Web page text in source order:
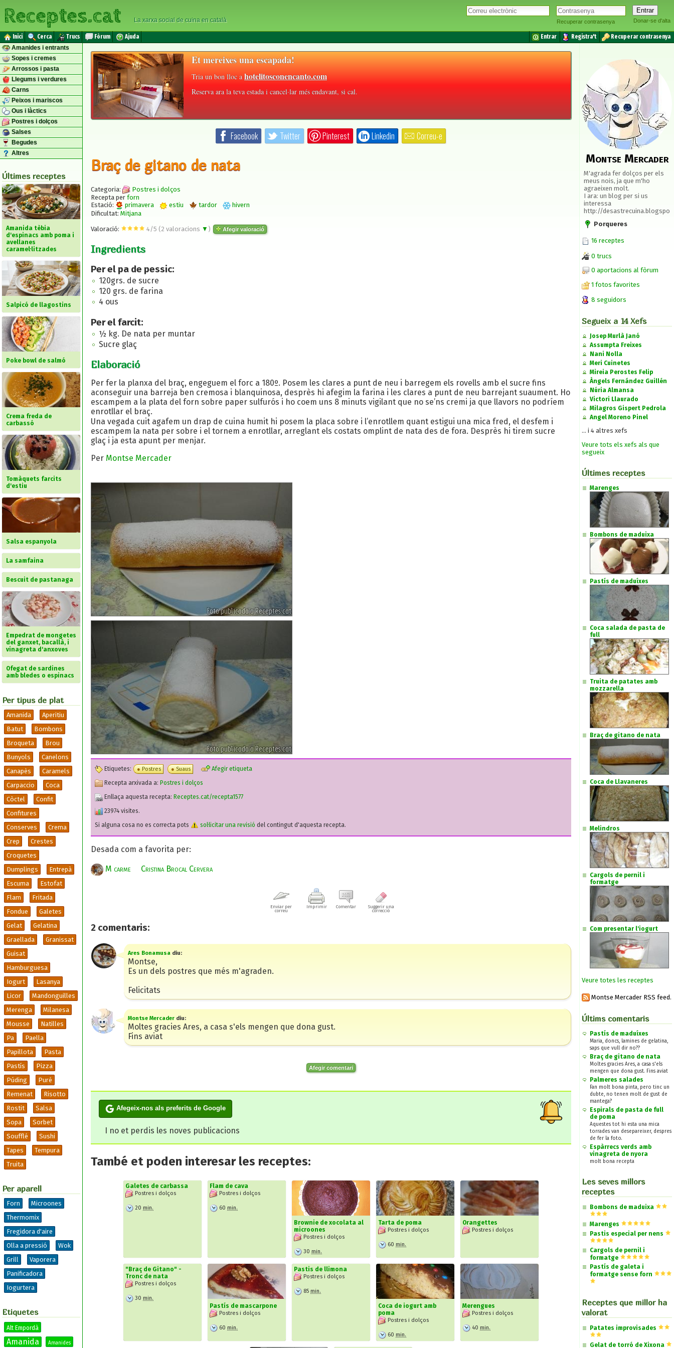
Recuperar contrasenya Donar-se d'alta
Receptes.cat La xarxa social de cuina en català
Inici Cerca Trucs Fòrum Ajuda Entrar Registra't
Recuperar contrasenya
Amanides i entrants
Sopes i cremes
Arrossos i pasta
Llegums i verdures
Carns
Peixos i mariscos
Ous i làctics
Postres i dolços
Salses
Begudes
Altres
Últimes receptes
Amanida tèbia
d'espinacs amb poma i
avellanes
caramel·litzades
Salpicó de llagostins
Poke bowl de salmó
Crema freda de
carbassó
Tomàquets farcits
d'estiu
Salsa espanyola
La samfaina
Bescuit de pastanaga
Empedrat de mongetes
del ganxet, bacallà, i
vinagreta d'anxoves
Ofegat de sardines
amb bledes o espinacs
Per tipus de plat
Amanida
Aperitiu
Batut
Bombons
Broqueta
Brou
Bunyols
Canelons
Canapès
Caramels
Carpaccio
Coca
Còctel
Confit
Confitures
Conserves
Crema
Crep
Crestes
Croquetes
Dumplings
Entrepà
Escuma
Estofat
Flam
Fritada
Fondue
Galetes
Gelat
Gelatina
Graellada
Granissat
Guisat
Hamburguesa
Iogurt
Lasanya
Licor
Mandonguilles
Merenga
Milanesa
Mousse
Natilles
Pa
Paella
Papillota
Pasta
Pastís
Pizza
Púding
Puré
Remenat
Risotto
Rostit
Salsa
Sopa
Sorbet
Soufflé
Sushi
Tapes
Tempura
Truita
Per aparell
Forn
Microones
Thermomix
Fregidora d'aire
Olla a pressió
Wok
Grill
Vaporera
Panificadora
Iogurtera
Etiquetes
Alt Empordà
Amanida Amanides
Et mereixes una escapada!
Tria un bon lloc ahotelitosconencanto.com
Reserva ara la teva estada i cancel·lar més endavant, si cal.
Facebook Twitter Pinterest Linkedin Correu-e
Braç de gitano de nata
Categoria:
Postres i dolços
Recepta per forn
Estació:
primavera estiu tardor
hivern
Dificultat: Mitjana
Valoració: 4 /5 (2 valoracions ▼ ) Afegir valoració
Ingredients
Per el pa de pessic:
120grs. de sucre
120 grs. de farina
4 ous
Per el farcit:
½ kg. De nata per muntar
Sucre glaç
Elaboració
Per fer la planxa del braç, engeguem el forc a 180º. Posem les clares a punt de neu i barregem els rovells amb el sucre fins
aconseguir una barreja ben cremosa i blanquinosa, desprès hi afegim la farina i les clares a punt de neu barrejant suaument. Ho
escampem a la plata del forn sobre paper sulfurós i ho coem uns 8 minuts vigilant que no se’ns cremi ja que llavors no podríem
enrotllar el braç.
Una vegada cuit agafem un drap de cuina humit hi posem la placa sobre i l’enrotllem quant estigui una mica fred, el desfem i
escampem la nata per sobre i el tornem a enrotllar, arreglant els costats omplint de nata des de fora. Desprès hi tirem sucre
glaç i ja esta apunt per menjar.
Per Montse Mercader
Etiquetes: Postres Suaus
Afegir etiqueta
Recepta arxivada a: Postres i dolços
Enllaça aquesta recepta: Receptes.cat/recepta1577
23974 visites.
Si alguna cosa no es correcta pots
sol·licitar una revisió del contingut d'aquesta recepta.
Desada com a favorita per:
M carme Cristina Brocal Cervera
Enviar per
correu
Imprimir Comentar
Suggerir una
correcció
2 comentaris:
Ares Bonamusa diu:
Montse,
Es un dels postres que més m'agraden.
Felicitats
Montse Mercader diu:
Moltes gracies Ares, a casa s'els mengen que dona gust.
Fins aviat
Afegir comentari
Afegeix-nos als preferits de Google
I no et perdis les noves publicacions
També et poden interesar les receptes:
Galetes de carbassa
Postres i dolços
20 min.
Flam de cava
Postres i dolços
60 min.
Brownie de xocolata al
microones
Postres i dolços
30 min.
Tarta de poma
Postres i dolços
60 min.
Orangettes
Postres i dolços
"Braç de Gitano" -
Tronc de nata
Postres i dolços
30 min.
Pastís de mascarpone
Postres i dolços
60 min.
Pastis de llimona
Postres i dolços
85 min.
Coca de iogurt amb
poma
Postres i dolços
60 min.
Merengues
Postres i dolços
40 min.
Montse Mercader
M'agrada fer dolços per els
meus nois, ja que m'ho
agraeixen molt.
I ara: un blog per si us
interessa
http://
Porqueres
16 receptes
0 trucs
0 aportacions al fòrum
1 fotos favorites
8 seguidors
Segueix a 14 Xefs
Josep Murlà Janó
Assumpta Freixes
Nani Nolla
Meri Cuinetes
Mireia Perostes Felip
Àngels Fernández Guillén
Núria Almansa
Victori Llaurado
Milagros Gispert Pedrola
Angel Moreno Pinel
... i 4 altres xefs
Veure tots els xefs als que
segueix
Últimes receptes
Marenges
Bombons de maduixa
Pastís de maduíxes
Coca salada de pasta de
full
Truita de patates amb
mozzarella
Braç de gitano de nata
Coca de Llavaneres
Melindros
Cargols de pernil i
formatge
Com presentar l'iogurt
Veure totes les receptes
Montse Mercader RSS feed.
Últims comentaris
Pastís de maduíxes
Maria, doncs, lamines de gelatina,
saps que vull dir no??
Braç de gitano de nata
Moltes gracies Ares, a casa s'els
mengen que dona gust. Fins aviat
Palmeres salades
Fan molt bona pinta, pero tinc un
dubte, no tenen molt de gust de
mantega?
Espirals de pasta de full
de poma
Aquestes tot hi esta una mica
torrades van desepareixer, despres
de fer la foto.
Espàrrecs verds amb
vinagreta de nyora
molt bona recepta
Les seves millors
receptes
Bombons de maduixa
Marenges
Pastis especial per nens
Cargols de pernil i
formatge
Pastís de galeta i
formatge sense forn
Receptes que millor ha
valorat
Patates improvisades
Gelat de torró de Xixona